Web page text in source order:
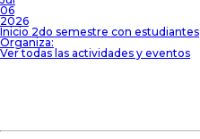
06
2026
Inicio 2do semestre con estudiantes
Organiza:
Ver todas las actividades y eventos